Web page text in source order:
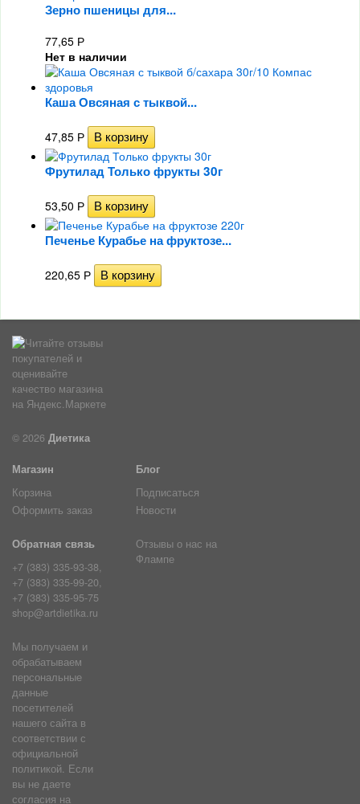
Зерно пшеницы для...
77,65 Р
Нет в наличии
Каша Овсяная с тыквой...
47,85 Р
Фрутилад Только фрукты 30г
53,50 Р
Печенье Курабье на фруктозе...
220,65 Р
© 2026 Диетика
Магазин
Корзина
Оформить заказ
Блог
Подписаться
Новости
Обратная связь
+7 (383) 335-93-38,
+7 (383) 335-99-20,
+7 (383) 335-95-75
shop@artdietika.ru
Отзывы о нас на
Флампе
Мы получаем и
обрабатываем
персональные
данные
посетителей
нашего сайта в
соответствии с
официальной
политикой. Если
вы не даете
согласия на